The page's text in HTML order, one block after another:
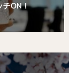
チON！